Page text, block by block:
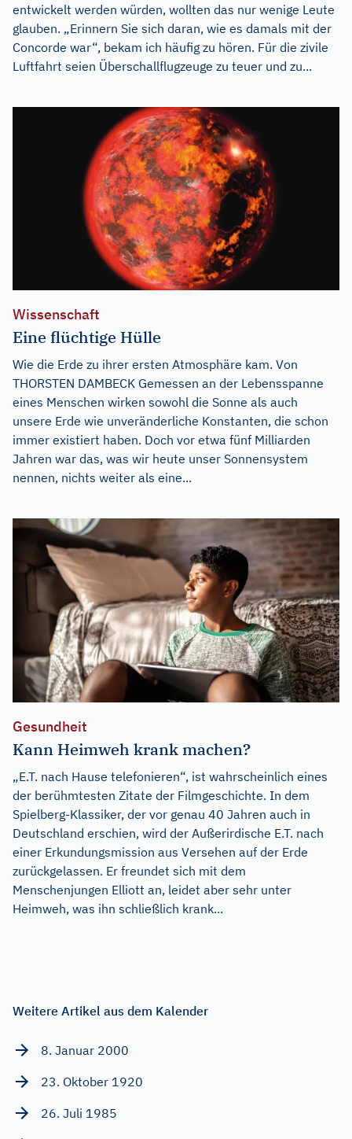
entwickelt werden würden, wollten das nur wenige Leute
glauben. „Erinnern Sie sich daran, wie es damals mit der
Concorde war“, bekam ich häufig zu hören. Für die zivile
Luftfahrt seien Überschallflugzeuge zu teuer und zu...
Wissenschaft
Eine flüchtige Hülle
Wie die Erde zu ihrer ersten Atmosphäre kam. Von
THORSTEN DAMBECK Gemessen an der Lebensspanne
eines Menschen wirken sowohl die Sonne als auch
unsere Erde wie unveränderliche Konstanten, die schon
immer existiert haben. Doch vor etwa fünf Milliarden
Jahren war das, was wir heute unser Sonnensystem
nennen, nichts weiter als eine...
Gesundheit
Kann Heimweh krank machen?
„E.T. nach Hause telefonieren“, ist wahrscheinlich eines
der berühmtesten Zitate der Filmgeschichte. In dem
Spielberg-Klassiker, der vor genau 40 Jahren auch in
Deutschland erschien, wird der Außerirdische E.T. nach
einer Erkundungsmission aus Versehen auf der Erde
zurückgelassen. Er freundet sich mit dem
Menschenjungen Elliott an, leidet aber sehr unter
Heimweh, was ihn schließlich krank...
Weitere Artikel aus dem Kalender
8. Januar 2000
23. Oktober 1920
26. Juli 1985